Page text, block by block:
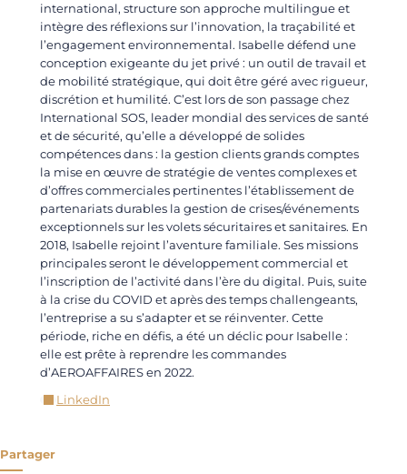
international, structure son approche multilingue et
intègre des réflexions sur l’innovation, la traçabilité et
l’engagement environnemental. Isabelle défend une
conception exigeante du jet privé : un outil de travail et
de mobilité stratégique, qui doit être géré avec rigueur,
discrétion et humilité. C’est lors de son passage chez
International SOS, leader mondial des services de santé
et de sécurité, qu’elle a développé de solides
compétences dans : la gestion clients grands comptes
la mise en œuvre de stratégie de ventes complexes et
d’offres commerciales pertinentes l’établissement de
partenariats durables la gestion de crises/événements
exceptionnels sur les volets sécuritaires et sanitaires. En
2018, Isabelle rejoint l’aventure familiale. Ses missions
principales seront le développement commercial et
l’inscription de l’activité dans l’ère du digital. Puis, suite
à la crise du COVID et après des temps challengeants,
l’entreprise a su s’adapter et se réinventer. Cette
période, riche en défis, a été un déclic pour Isabelle :
elle est prête à reprendre les commandes
d’AEROAFFAIRES en 2022.
LinkedIn
Partager